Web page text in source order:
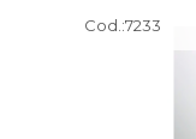
Cod.:7233